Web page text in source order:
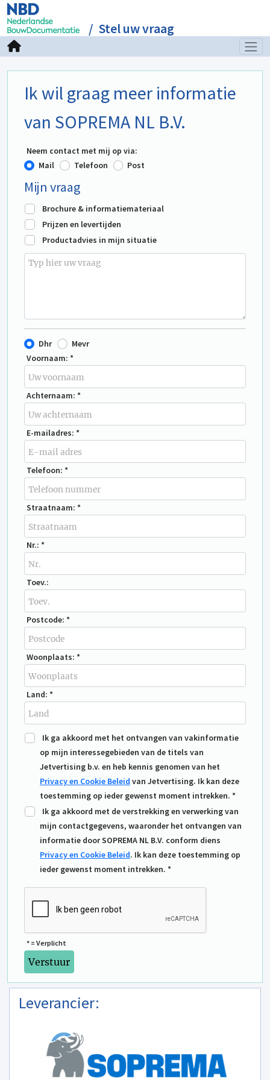
Stel uw vraag
Ik wil graag meer informatie
van SOPREMA NL B.V.
Neem contact met mij op via:
Mail
Telefoon Post
Mijn vraag
Brochure & informatiemateriaal
Prijzen en levertijden
Productadvies in mijn situatie
Dhr
Mevr
Voornaam: *
Achternaam: *
E-mailadres: *
Telefoon: *
Straatnaam: *
Nr.: *
Toev.:
Postcode: *
Woonplaats: *
Land: *
Ik ga akkoord met het ontvangen van vakinformatie
op mijn interessegebieden van de titels van
Jetvertising b.v. en heb kennis genomen van het
Privacy en Cookie Beleid van Jetvertising. Ik kan deze
toestemming op ieder gewenst moment intrekken. *
Ik ga akkoord met de verstrekking en verwerking van
mijn contactgegevens, waaronder het ontvangen van
informatie door SOPREMA NL B.V. conform diens
Privacy en Cookie Beleid. Ik kan deze toestemming op
ieder gewenst moment intrekken. *
* = Verplicht
Leverancier: